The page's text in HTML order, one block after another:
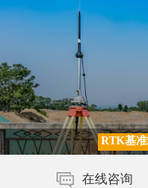
RTK基
在线咨询